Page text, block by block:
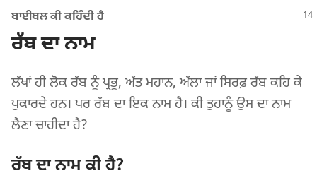
ਬਾਈਬਲ ਕੀ ਕਹਿੰਦੀ ਹੈ
ਰੱਬ ਦਾ ਨਾਮ
ਲੱਖਾਂ ਹੀ ਲੋਕ ਰੱਬ ਨੂੰ ਪ੍ਰਭੂ, ਅੱਤ ਮਹਾਨ, ਅੱਲਾ ਜਾਂ ਸਿਰਫ਼ ਰੱਬ ਕਹਿ ਕੇ
ਪੁਕਾਰਦੇ ਹਨ। ਪਰ ਰੱਬ ਦਾ ਇਕ ਨਾਮ ਹੈ। ਕੀ ਤੁਹਾਨੂੰ ਉਸ ਦਾ ਨਾਮ
ਲੈਣਾ ਚਾਹੀਦਾ ਹੈ?
ਰੱਬ ਦਾ ਨਾਮ ਕੀ ਹੈ?